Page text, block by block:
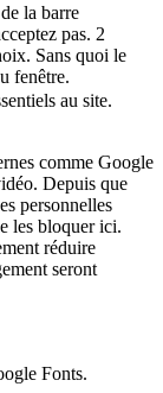
la barre
pas. 2
Sans quoi le
fenêtre.
au site.
comme Google
Depuis que
personnelles
les bloquer ici.
réduire
seront
Fonts.